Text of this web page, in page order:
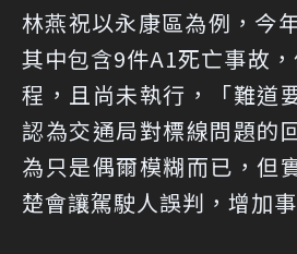
林燕祝以永康區為例，今
其中包含9件A1死亡事故
程，且尚未執行，「難道
認為交通局對標線問題的
為只是偶爾模糊而已，但
楚會讓駕駛人誤判，增加